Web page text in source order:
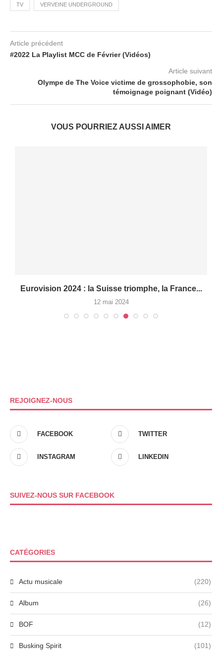
TV VERVEINE UNDERGROUND
Article précédent
#2022 La Playlist MCC de Février (Vidéos)
Article suivant
Olympe de The Voice victime de grossophobie, son
témoignage poignant (Vidéo)
VOUS POURRIEZ AUSSI AIMER
Eurovision 2024 : la Suisse triomphe, la France...
12 mai 2024
REJOIGNEZ-NOUS
FACEBOOK TWITTER
INSTAGRAM LINKEDIN
SUIVEZ-NOUS SUR FACEBOOK
CATÉGORIES
Actu musicale (220)
Album (26)
BOF (12)
Busking Spirit (101)